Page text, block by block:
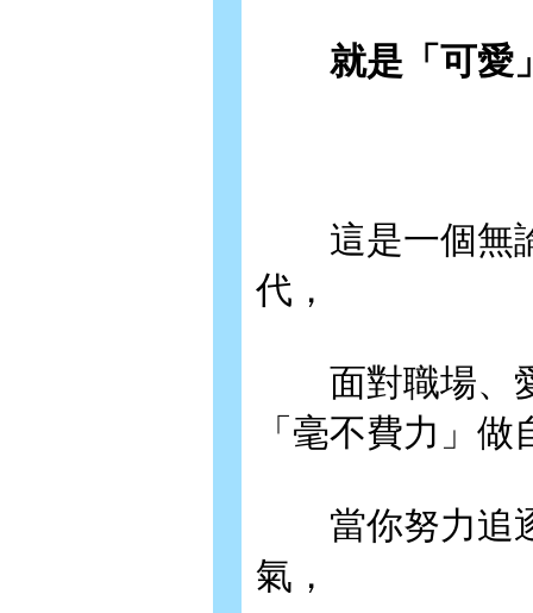
就是「可愛
這是一個無論
代，
面對職場、愛
「毫不費力」做
當你努力追逐
氣，